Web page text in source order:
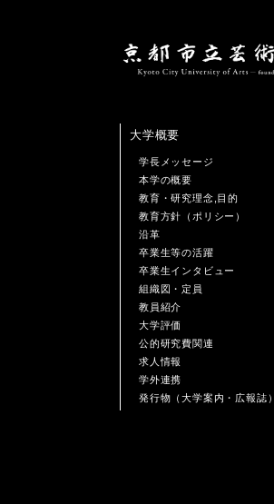
大学概要
学長メッセージ
本学の概要
教育・研究理念,目的
教育方針（ポリシー）
沿革
卒業生等の活躍
卒業生インタビュー
組織図・定員
教員紹介
大学評価
公的研究費関連
求人情報
学外連携
発行物（大学案内・広報誌）